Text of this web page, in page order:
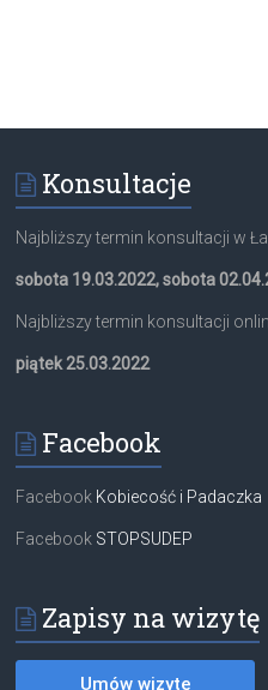
Konsultacje
Najbliższy termin konsultacji w
sobota 19.03.2022, sobota
Najbliższy termin konsultacji
piątek 25.03.2022
Facebook
Facebook Kobiecość i Padaczka
Facebook STOPSUDEP
Zapisy na wizytę